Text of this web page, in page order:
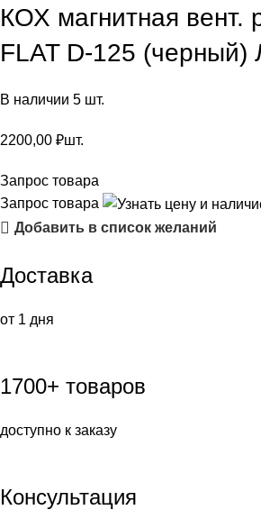
КОХ магнитная вент.
FLAT D-125 (черный)
В наличии 5 шт.
2200,00 ₽шт.
Запрос товара
Запрос товара
Добавить в список желаний
Доставка
от 1 дня
1700+ товаров
доступно к заказу
Консультация